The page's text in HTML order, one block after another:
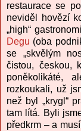
restaurace se
neviděl hovězí
„high“
Degu (oba
se „skvělým
čistou, českou,
poněkolikáté,
rozkoukali, už
než byl „krygl“
tam lítá. Byli
předkrm – a